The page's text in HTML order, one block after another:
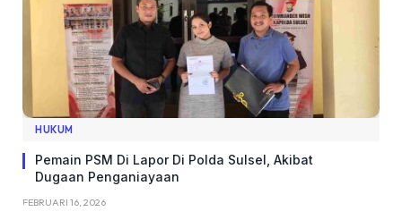
HUKUM
Pemain PSM Di Lapor Di Polda Sulsel, Akibat
Dugaan Penganiayaan
FEBRUARI 16, 2026